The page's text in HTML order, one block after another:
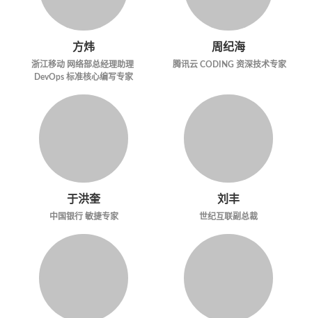
方炜
浙江移动 网络部总经理助理
DevOps 标准核心编写专家
周纪海
腾讯云 CODING 资深技术专家
于洪奎
中国银行 敏捷专家
刘丰
世纪互联副总裁